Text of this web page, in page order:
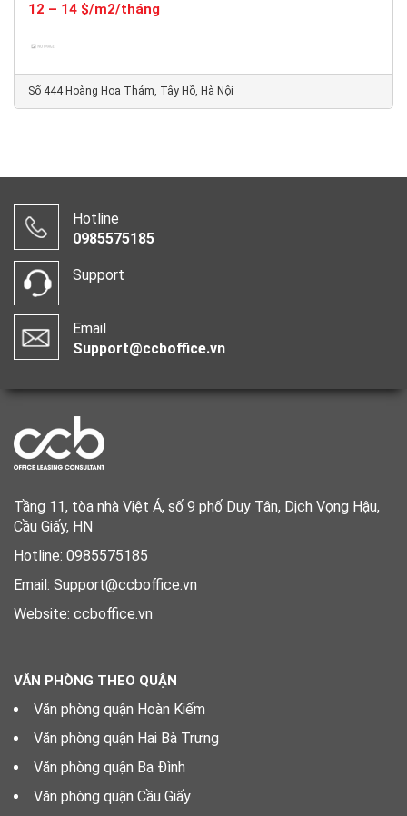
12 – 14 $/m2/tháng
Số 444 Hoàng Hoa Thám, Tây Hồ, Hà Nội
Hotline
0985575185
Support
Email
Support@ccboffice.vn
Tầng 11, tòa nhà Việt Á, số 9 phố Duy Tân, Dịch Vọng Hậu,
Cầu Giấy, HN
Hotline: 0985575185
Email: Support@ccboffice.vn
Website: ccboffice.vn
VĂN PHÒNG THEO QUẬN
Văn phòng quận Hoàn Kiếm
Văn phòng quận Hai Bà Trưng
Văn phòng quận Ba Đình
Văn phòng quận Cầu Giấy